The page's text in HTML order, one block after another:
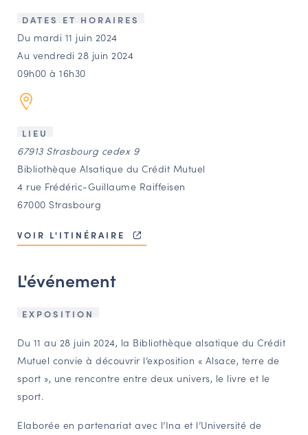
CONTACT
Agenda
Annuaire
Ressources
OFFRES D’EMPLOI ET DE STAGE
BOURSE D’ÉCHANGE
OUTILS EN LIGNE
CARTES DES NAUDIN
Espace acteurs
PORTAIL CULTURE
Comité d'Histoire Régionale
Service Inventaire et Patrimoines de la Région Grand Est
DATES ET HORAIRES
Du mardi 11 juin 2024
Au vendredi 28 juin 2024
09h00 à 16h30
LIEU
67913 Strasbourg cedex 9
Bibliothèque Alsatique du Crédit Mutuel
4 rue Frédéric-Guillaume Raiffeisen
67000 Strasbourg
VOIR L'ITINÉRAIRE
L'événement
EXPOSITION
Du 11 au 28 juin 2024, la Bibliothèque alsatique du Crédit
Mutuel convie à découvrir l’exposition « Alsace, terre de
sport », une rencontre entre deux univers, le livre et le
sport.
Elaborée en partenariat avec l’Ina et l’Université de